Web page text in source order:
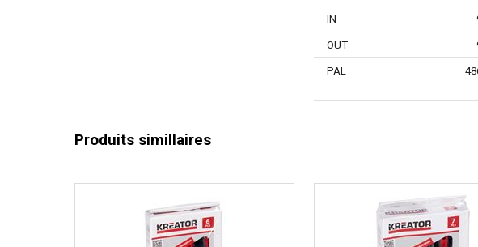
IN
OUT
PAL
Produits simillaires